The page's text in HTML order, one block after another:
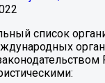
список